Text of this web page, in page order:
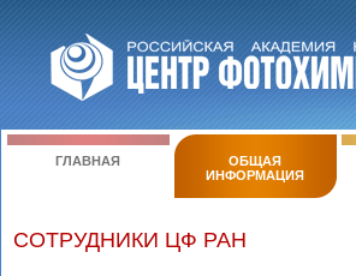
ГЛАВНАЯ
ОБЩАЯ
ИНФОРМАЦИЯ
СОТРУДНИКИ ЦФ РАН